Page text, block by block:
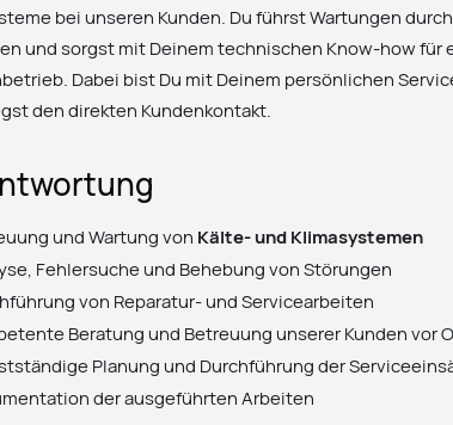
bei unseren Kunden. Du führst Wartungen
und sorgst mit Deinem technischen Know-how für
Dabei bist Du mit Deinem persönlichen
den direkten Kundenkontakt.
und Wartung von Kälte- und Klimasystemen
Fehlersuche und Behebung von Störungen
von Reparatur- und Servicearbeiten
Beratung und Betreuung unserer Kunden vor
Planung und Durchführung der
der ausgeführten Arbeiten